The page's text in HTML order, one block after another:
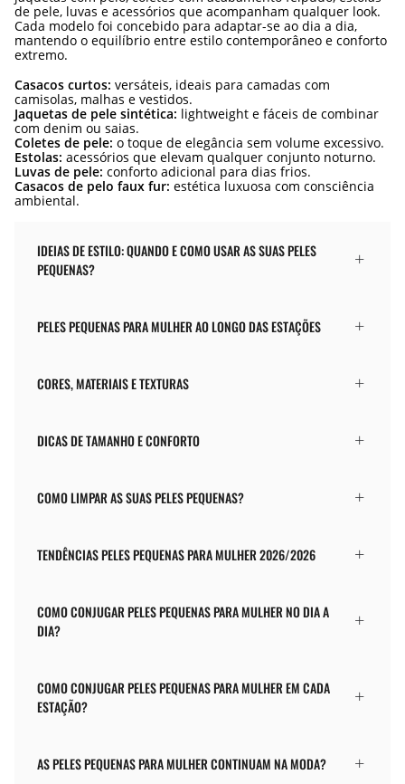
de pele, luvas e acessórios que acompanham qualquer look.
Cada modelo foi concebido para adaptar-se ao dia a dia,
mantendo o equilíbrio entre estilo contemporâneo e conforto
extremo.
Casacos curtos: versáteis, ideais para camadas com
camisolas, malhas e vestidos.
Jaquetas de pele sintética: lightweight e fáceis de combinar
com denim ou saias.
Coletes de pele: o toque de elegância sem volume excessivo.
Estolas: acessórios que elevam qualquer conjunto noturno.
Luvas de pele: conforto adicional para dias frios.
Casacos de pelo faux fur: estética luxuosa com consciência
ambiental.
IDEIAS DE ESTILO: QUANDO E COMO USAR AS SUAS PELES
PEQUENAS?
PELES PEQUENAS PARA MULHER AO LONGO DAS ESTAÇÕES
CORES, MATERIAIS E TEXTURAS
DICAS DE TAMANHO E CONFORTO
COMO LIMPAR AS SUAS PELES PEQUENAS?
TENDÊNCIAS PELES PEQUENAS PARA MULHER 2026/2026
COMO CONJUGAR PELES PEQUENAS PARA MULHER NO DIA A
DIA?
COMO CONJUGAR PELES PEQUENAS PARA MULHER EM CADA
ESTAÇÃO?
AS PELES PEQUENAS PARA MULHER CONTINUAM NA MODA?